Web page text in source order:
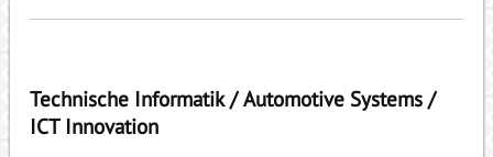
Technische Informatik / Automotive Systems /
ICT Innovation